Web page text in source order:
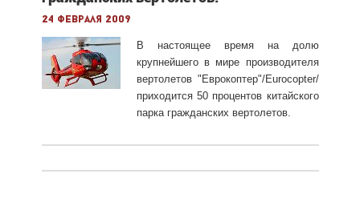
24 февраля 2009
В настоящее время на долю
крупнейшего в мире производителя
вертолетов "Еврокоптер"/Eurocopter/
приходится 50 процентов китайского
парка гражданских вертолетов.